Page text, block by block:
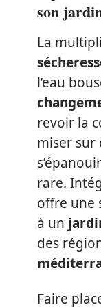
son
La
l’eau
revoir la
miser sur
rare.
offre une
à un
des
Faire